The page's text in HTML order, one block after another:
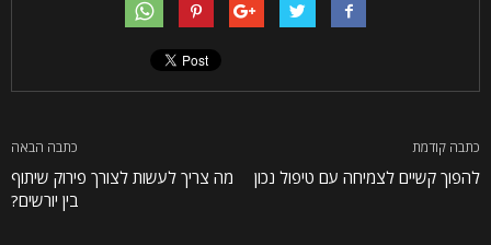
כתבה קודמת
להפוך קשיים לצמיחה עם טיפול נכון
כתבה הבאה
מה צריך לעשות לצורך פירוק שיתוף
בין יורשים?